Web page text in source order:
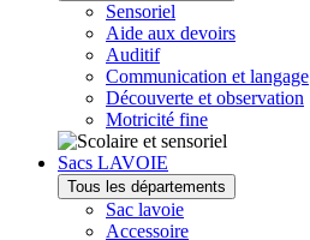
Sensoriel
Aide aux devoirs
Auditif
Communication et langage
Découverte et observation
Motricité fine
Sacs LAVOIE
Tous les départements
Sac lavoie
Accessoire